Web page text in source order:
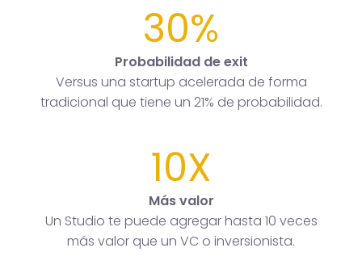
30%
Probabilidad de exit
Versus una startup acelerada de forma
tradicional que tiene un 21% de probabilidad.
10X
Más valor
Un Studio te puede agregar hasta 10 veces
más valor que un VC o inversionista.